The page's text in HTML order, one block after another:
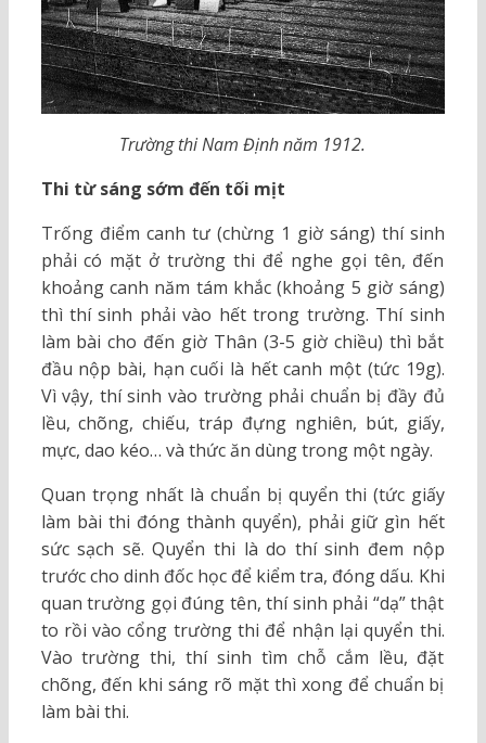
Trường thi Nam Định năm 1912.
Thi từ sáng sớm đến tối mịt
Trống điểm canh tư (chừng 1 giờ sáng) thí sinh
phải có mặt ở trường thi để nghe gọi tên, đến
khoảng canh năm tám khắc (khoảng 5 giờ sáng)
thì thí sinh phải vào hết trong trường. Thí sinh
làm bài cho đến giờ Thân (3-5 giờ chiều) thì bắt
đầu nộp bài, hạn cuối là hết canh một (tức 19g).
Vì vậy, thí sinh vào trường phải chuẩn bị đầy đủ
lều, chõng, chiếu, tráp đựng nghiên, bút, giấy,
mực, dao kéo… và thức ăn dùng trong một ngày.
Quan trọng nhất là chuẩn bị quyển thi (tức giấy
làm bài thi đóng thành quyển), phải giữ gìn hết
sức sạch sẽ. Quyển thi là do thí sinh đem nộp
trước cho dinh đốc học để kiểm tra, đóng dấu. Khi
quan trường gọi đúng tên, thí sinh phải “dạ” thật
to rồi vào cổng trường thi để nhận lại quyển thi.
Vào trường thi, thí sinh tìm chỗ cắm lều, đặt
chõng, đến khi sáng rõ mặt thì xong để chuẩn bị
làm bài thi.